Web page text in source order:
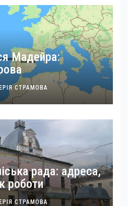
Мадейра:
СТРАМОВА
рада: адреса,
роботи
СТРАМОВА